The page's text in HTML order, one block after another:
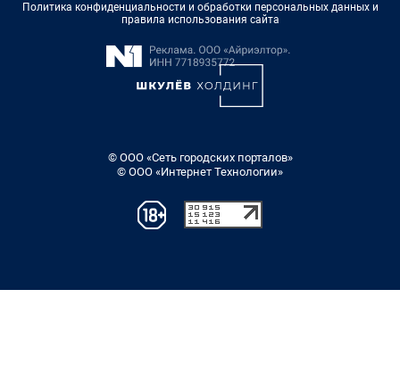
Политика конфиденциальности и обработки персональных данных и
правила использования сайта
© ООО «Сеть городских порталов»
© ООО «Интернет Технологии»